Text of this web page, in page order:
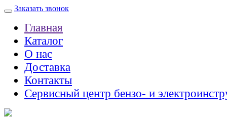
Заказать звонок
Главная
Каталог
О нас
Доставка
Контакты
Сервисный центр бензо- и